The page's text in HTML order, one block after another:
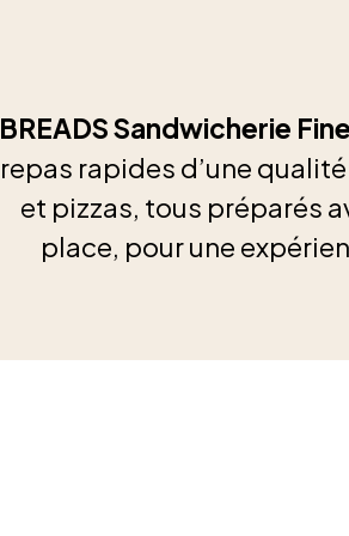
BREADS Sandwicherie
repas rapides d’une
et pizzas, tous préparés
place, pour une